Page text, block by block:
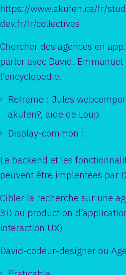
https://www.akufen.ca/fr/
dev.fr/fr/collectives
Chercher des agences en
parler avec David.
l’encyclopedie.
Reframe : Jules
akufen?, aide de Loup
Display-common :
Le backend et les
peuvent être implentées par
Cibler la recherche sur une
3D ou production
interaction UX)
David-codeur-designer ou